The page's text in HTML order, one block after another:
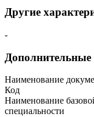
Другие
-
Дополнительные
Наименование
Код
Наименование
специальности